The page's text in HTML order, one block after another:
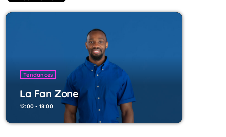
Tendances
La Fan Zone
12:00 - 18:00